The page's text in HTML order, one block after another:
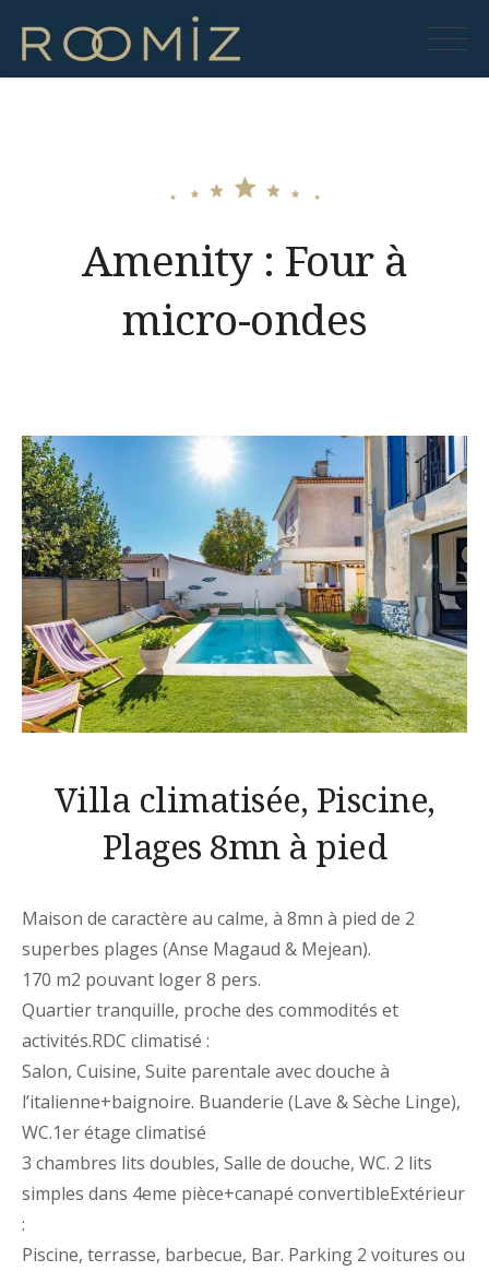
content
Amenity : Four à
micro-ondes
Villa climatisée, Piscine,
Plages 8mn à pied
Maison de caractère au calme, à 8mn à pied de 2
superbes plages (Anse Magaud & Mejean).
170 m2 pouvant loger 8 pers.
Quartier tranquille, proche des commodités et
activités.RDC climatisé :
Salon, Cuisine, Suite parentale avec douche à
l’italienne+baignoire. Buanderie (Lave & Sèche Linge),
WC.1er étage climatisé
3 chambres lits doubles, Salle de douche, WC. 2 lits
simples dans 4eme pièce+canapé convertibleExtérieur
:
Piscine, terrasse, barbecue, Bar. Parking 2 voitures ou